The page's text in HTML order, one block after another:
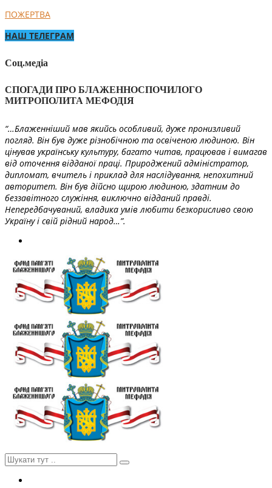
ПОЖЕРТВА
НАШ ТЕЛЕГРАМ
Соц.медіа
СПОГАДИ ПРО БЛАЖЕННОСПОЧИЛОГО
МИТРОПОЛИТА МЕФОДІЯ
“…Блаженніший мав якийсь особливий, дуже пронизливий
погляд. Він був дуже різнобічною та освіченою людиною. Він
цінував українську культуру, багато читав, працював і вимагав
від оточення відданої праці. Природжений адміністратор,
дипломат, вчитель і приклад для наслідування, непохитний
авторитет. Він був дійсно щирою людиною, здатним до
беззавітного служіння, виключно відданий правді.
Непередбачуваний, владика умів любити безкорисливо свою
Україну і свій рідний народ…”.